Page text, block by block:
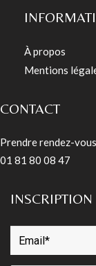
À propos
Mentions
CONTACT
Prendre rendez-vous
01 81 80 08 47
INSCRIPTION